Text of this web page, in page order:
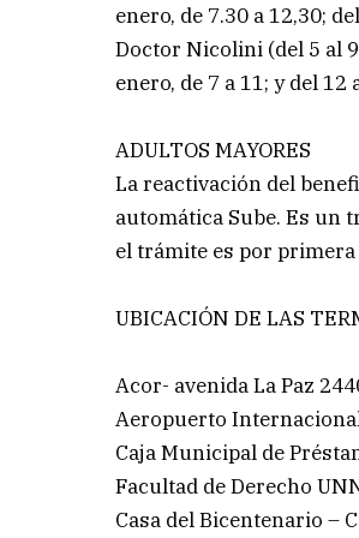
enero, de 7.30 a 12,30;
Doctor Nicolini (del 5 al 9
enero, de 7 a 11; y del 12
ADULTOS MAYORES
La reactivación del
automática Sube. Es un
el trámite es por primera
UBICACIÓN DE LAS
Acor- avenida La Paz
Aeropuerto
Caja Municipal de
Facultad de Derecho
Casa del Bicentenario –